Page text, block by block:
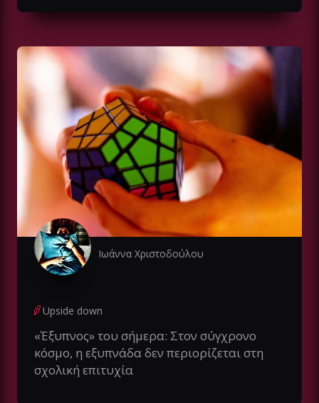
Ιωάννα Χριστοδούλου
Upside down
«Έξυπνος» του σήμερα: Στον σύγχρονο
κόσμο, η εξυπνάδα δεν περιορίζεται στη
σχολική επιτυχία